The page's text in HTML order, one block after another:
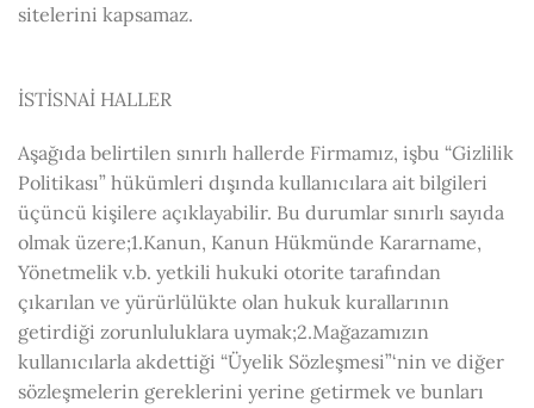
sitelerini kapsamaz.
İSTİSNAİ HALLER
Aşağıda belirtilen sınırlı hallerde Firmamız, işbu “Gizlilik
Politikası” hükümleri dışında kullanıcılara ait bilgileri
üçüncü kişilere açıklayabilir. Bu durumlar sınırlı sayıda
olmak üzere;1.Kanun, Kanun Hükmünde Kararname,
Yönetmelik v.b. yetkili hukuki otorite tarafından
çıkarılan ve yürürlülükte olan hukuk kurallarının
getirdiği zorunluluklara uymak;2.Mağazamızın
kullanıcılarla akdettiği “Üyelik Sözleşmesi”‘nin ve diğer
sözleşmelerin gereklerini yerine getirmek ve bunları